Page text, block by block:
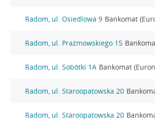
Radom, ul. Osiedlowa 9 Bankomat
Radom, ul. Prażmowskiego 15
Radom, ul. Sobótki 1A Bankomat
Radom, ul. Staroopatowska 20
Radom, ul. Staroopatowska 20